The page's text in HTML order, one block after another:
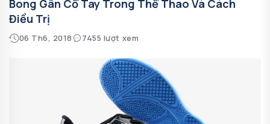
Bong Gân Cổ Tay Trong Thể Thao Và Cách
Điều Trị
06 Th6, 2018 7455 lượt xem